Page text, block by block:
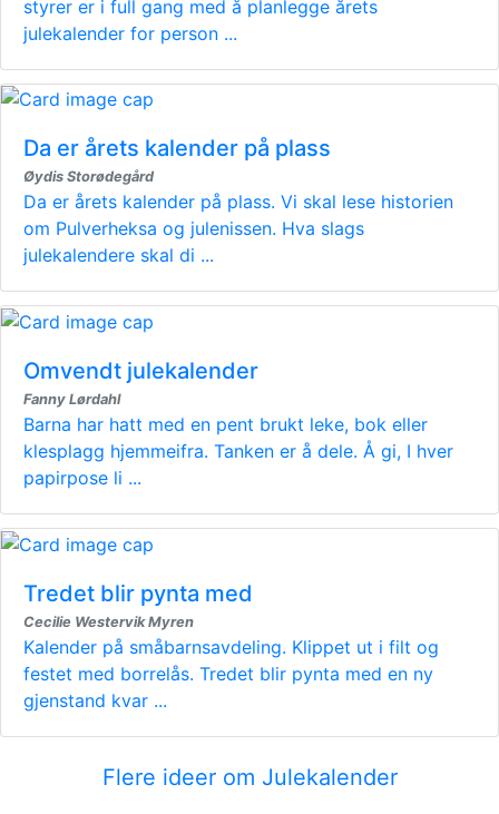
styrer er i full gang med å planlegge årets
julekalender for person ...
Da er årets kalender på plass
Øydis Storødegård
Da er årets kalender på plass. Vi skal lese historien
om Pulverheksa og julenissen. Hva slags
julekalendere skal di ...
Omvendt julekalender
Fanny Lørdahl
Barna har hatt med en pent brukt leke, bok eller
klesplagg hjemmeifra. Tanken er å dele. Å gi, I hver
papirpose li ...
Tredet blir pynta med
Cecilie Westervik Myren
Kalender på småbarnsavdeling. Klippet ut i filt og
festet med borrelås. Tredet blir pynta med en ny
gjenstand kvar ...
Flere ideer om Julekalender